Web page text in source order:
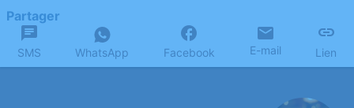
Partager
SMS WhatsApp Facebook E-mail Lien